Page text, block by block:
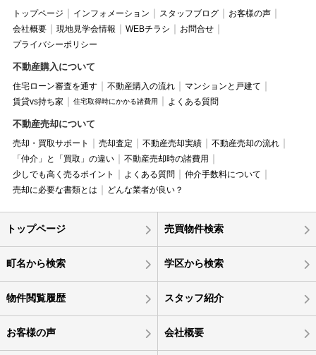
トップページ インフォメーション スタッフブログ
お客様の声
会社概要
現地見学会情報 WEBチラシ
お問合せ
プライバシーポリシー
不動産購入について
住宅ローン審査を通す 不動産購入の流れ
マンションと戸建て
賃貸vs持ち家
住宅取得時にかかる諸費用 よくある質問
不動産売却について
売却・買取サポート 売却査定 不動産売却実績
不動産売却の流れ
「仲介」と「買取」の違い
不動産売却時の諸費用
少しでも高く売るポイント
よくある質問
仲介手数料について
売却に必要な書類とは
どんな業者が良い？
トップページ 売買物件検索
町名から検索 学区から検索
物件閲覧履歴 スタッフ紹介
お客様の声 会社概要